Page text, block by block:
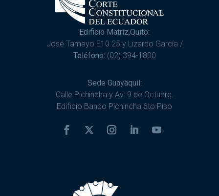
Edificio Matriz,Quito:
José Tamayo E10 25 y Lizardo García /
Teléfono: (02) 394-1800
Sede Guayaquil:
Calle Pichincha y Av. 9 de Octubre.
Edificio Banco Pichincha 6to Piso